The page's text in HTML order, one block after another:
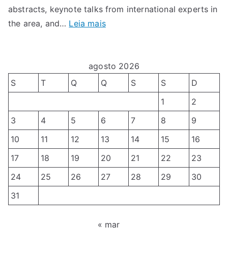
k
s
p
d
T
e
s
t
e
s
e
r
T
o
r
abstracts, keynote talks from international experts in
the area, and… Leia mais:
D
C
2
0
2
3
–
C
a
l
f
agosto 2026
S
T Q Q S S
D
1
2
3
4 5 6 7 8
9
10
11 12 13 14 15
16
17
18 19 20 21 22
23
24
25 26 27 28 29
30
31
« mar